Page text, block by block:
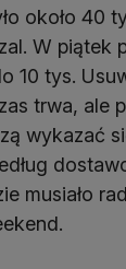
około 40
W piątek
10 tys.
trwa, ale
wykazać
musiało